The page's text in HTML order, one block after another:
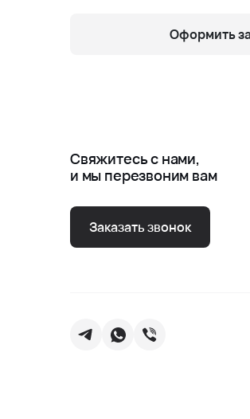
Оформить
Свяжитесь с нами,
и мы перезвоним вам
Заказать звонок